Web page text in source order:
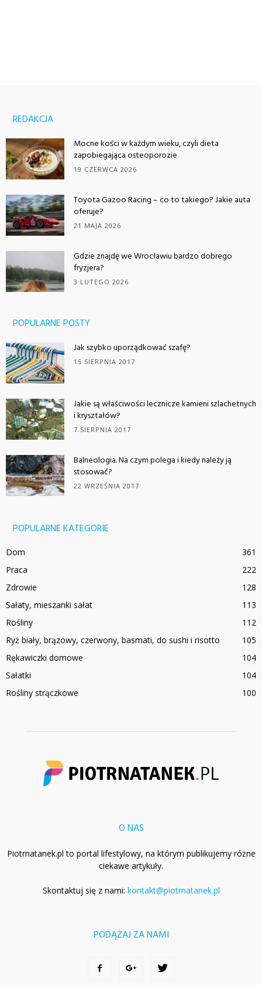
REDAKCJA
Mocne kości w każdym wieku, czyli dieta
zapobiegająca osteoporozie
19 CZERWCA 2026
Toyota Gazoo Racing – co to takiego? Jakie auta
oferuje?
21 MAJA 2026
Gdzie znajdę we Wrocławiu bardzo dobrego
fryzjera?
3 LUTEGO 2026
POPULARNE POSTY
Jak szybko uporządkować szafę?
15 SIERPNIA 2017
Jakie są właściwości lecznicze kamieni szlachetnych
i kryształów?
7 SIERPNIA 2017
Balneologia. Na czym polega i kiedy należy ją
stosować?
22 WRZEŚNIA 2017
POPULARNE KATEGORIE
Dom
361
Praca
222
Zdrowie
128
Sałaty, mieszanki sałat
113
Rośliny
112
Ryż biały, brązowy, czerwony, basmati, do sushi i risotto
105
Rękawiczki domowe
104
Sałatki
104
Rośliny strączkowe
100
O NAS
Piotrnatanek.pl to portal lifestylowy, na którym publikujemy różne
ciekawe artykuły.
Skontaktuj się z nami: kontakt@piotrnatanek.pl
PODĄŻAJ ZA NAMI